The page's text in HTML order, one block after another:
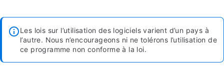
Les lois sur l’utilisation des logiciels varient d’un pays à
l’autre. Nous n’encourageons ni ne tolérons l’utilisation de
ce programme non conforme à la loi.